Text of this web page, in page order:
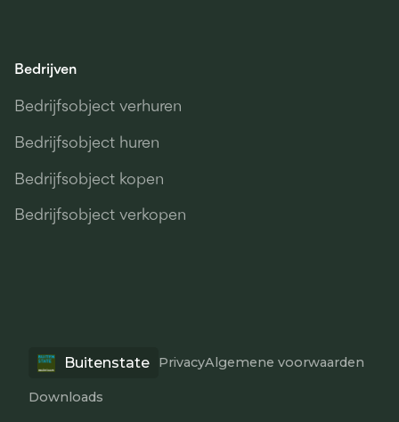
Bedrijven
Bedrijfsobject verhuren
Bedrijfsobject huren
Bedrijfsobject kopen
Bedrijfsobject verkopen
Buitenstate PrivacyAlgemene voorwaarden
Downloads